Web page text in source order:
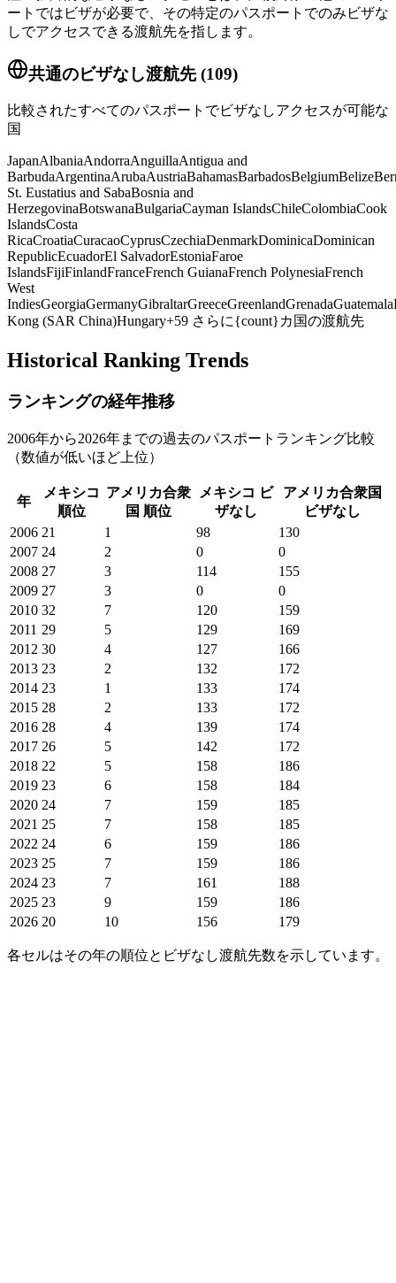
ートではビザが必要で、その特定のパスポートでのみビザな
しでアクセスできる渡航先を指します。
共通のビザなし渡航先(109)
比較されたすべてのパスポートでビザなしアクセスが可能な
国
JapanAlbaniaAndorraAnguillaAntigua and
BarbudaArgentinaArubaAustriaBahamasBarbadosBelgiumBelize
St. Eustatius and SabaBosnia and
HerzegovinaBotswanaBulgariaCayman IslandsChileColombiaCook
IslandsCosta
RicaCroatiaCuracaoCyprusCzechiaDenmarkDominicaDominican
RepublicEcuadorEl SalvadorEstoniaFaroe
IslandsFijiFinlandFranceFrench GuianaFrench PolynesiaFrench
West
IndiesGeorgiaGermanyGibraltarGreeceGreenlandGrenadaGuatemala
Kong (SAR China)Hungary+59 さらに{count}カ国の渡航先
Historical Ranking Trends
ランキングの経年推移
2006年から2026年までの過去のパスポートランキング比較
（数値が低いほど上位）
年
メキシコ
順位
アメリカ合衆
国 順位
メキシコ ビ
ザなし
アメリカ合衆国
ビザなし
2006 21 1 98
130
2007 24 2 0
0
2008 27 3 114
155
2009 27 3 0
0
2010 32 7 120
159
2011 29 5 129
169
2012 30 4 127
166
2013 23 2 132
172
2014 23 1 133
174
2015 28 2 133
172
2016 28 4 139
174
2017 26 5 142
172
2018 22 5 158
186
2019 23 6 158
184
2020 24 7 159
185
2021 25 7 158
185
2022 24 6 159
186
2023 25 7 159
186
2024 23 7 161
188
2025 23 9 159
186
2026 20 10 156 179
各セルはその年の順位とビザなし渡航先数を示しています。